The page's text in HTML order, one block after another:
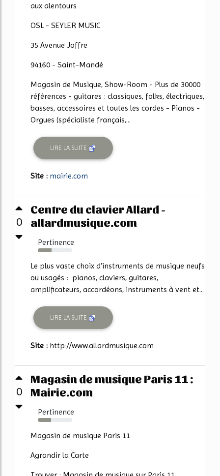
aux alentours
OSL - SEYLER MUSIC
35 Avenue Joffre
94160 - Saint-Mandé
Magasin de Musique, Show-Room - Plus de 30000
références - guitares : classiques, folks, électriques,
basses, accessoires et toutes les cordes - Pianos -
Orgues (spécialiste français,...
LIRE LA SUITE
Site : mairie.com
0
Centre du clavier Allard -
allardmusique.com
Pertinence
40%
Le plus vaste choix d'instruments de musique neufs
ou usagés : pianos, claviers, guitares,
amplificateurs, accordéons, instruments à vent et...
LIRE LA SUITE
Site : http://www.allardmusique.com
0
Magasin de musique Paris 11 :
Mairie.com
Pertinence
39%
Magasin de musique Paris 11
Agrandir la Carte